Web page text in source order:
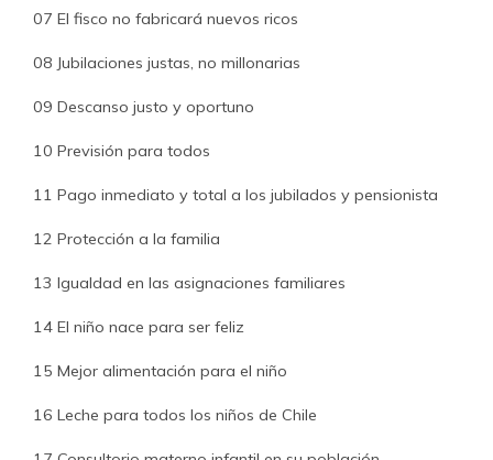
07 El fisco no fabricará nuevos ricos
08 Jubilaciones justas, no millonarias
09 Descanso justo y oportuno
10 Previsión para todos
11 Pago inmediato y total a los jubilados y pensionista
12 Protección a la familia
13 Igualdad en las asignaciones familiares
14 El niño nace para ser feliz
15 Mejor alimentación para el niño
16 Leche para todos los niños de Chile